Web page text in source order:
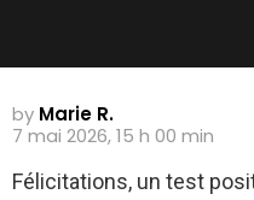
by Marie R.
7 mai 2026, 15 h 00 min
Félicitations, un test